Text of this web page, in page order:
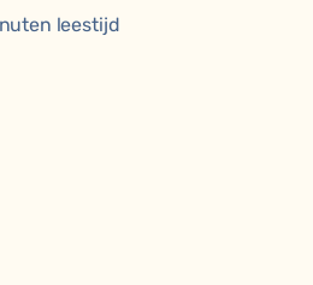
leestijd